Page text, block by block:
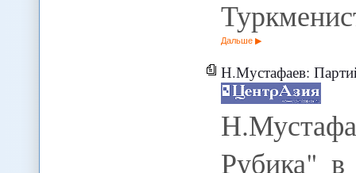
Дальше
Н.Мустафаев:
Рубика" в